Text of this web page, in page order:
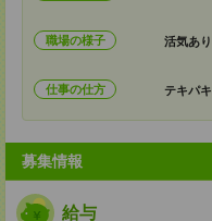
職場の様子 活気あり
仕事の仕方 テキパキ
募集情報
給与